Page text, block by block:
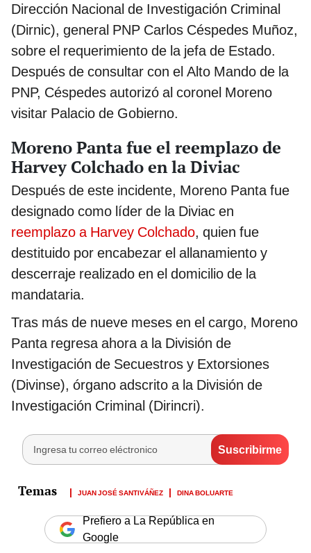
Dirección Nacional de Investigación Criminal
(Dirnic), general PNP Carlos Céspedes Muñoz,
sobre el requerimiento de la jefa de Estado.
Después de consultar con el Alto Mando de la
PNP, Céspedes autorizó al coronel Moreno
visitar Palacio de Gobierno.
Moreno Panta fue el reemplazo de
Harvey Colchado en la Diviac
Después de este incidente, Moreno Panta fue
designado como líder de la Diviac en
reemplazo a Harvey Colchado, quien fue
destituido por encabezar el allanamiento y
descerraje realizado en el domicilio de la
mandataria.
Tras más de nueve meses en el cargo, Moreno
Panta regresa ahora a la División de
Investigación de Secuestros y Extorsiones
(Divinse), órgano adscrito a la División de
Investigación Criminal (Dirincri).
JUAN JOSÉ SANTIVÁÑEZ DINA BOLUARTE
Prefiero a La República en
Google